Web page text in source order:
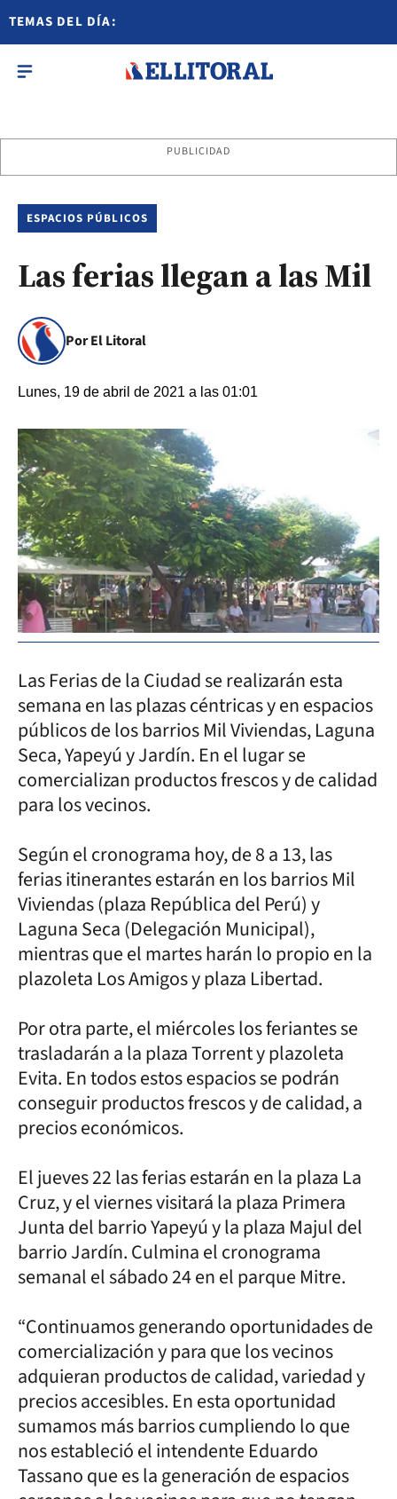
TEMAS DEL DÍA:
PUBLICIDAD
ESPACIOS PÚBLICOS
Las ferias llegan a las Mil
Por El Litoral
Lunes, 19 de abril de 2021 a las 01:01
Las Ferias de la Ciudad se realizarán esta
semana en las plazas céntricas y en espacios
públicos de los barrios Mil Viviendas, Laguna
Seca, Yapeyú y Jardín. En el lugar se
comercializan productos frescos y de calidad
para los vecinos.
Según el cronograma hoy, de 8 a 13, las
ferias itinerantes estarán en los barrios Mil
Viviendas (plaza República del Perú) y
Laguna Seca (Delegación Municipal),
mientras que el martes harán lo propio en la
plazoleta Los Amigos y plaza Libertad.
Por otra parte, el miércoles los feriantes se
trasladarán a la plaza Torrent y plazoleta
Evita. En todos estos espacios se podrán
conseguir productos frescos y de calidad, a
precios económicos.
El jueves 22 las ferias estarán en la plaza La
Cruz, y el viernes visitará la plaza Primera
Junta del barrio Yapeyú y la plaza Majul del
barrio Jardín. Culmina el cronograma
semanal el sábado 24 en el parque Mitre.
“Continuamos generando oportunidades de
comercialización y para que los vecinos
adquieran productos de calidad, variedad y
precios accesibles. En esta oportunidad
sumamos más barrios cumpliendo lo que
nos estableció el intendente Eduardo
Tassano que es la generación de espacios